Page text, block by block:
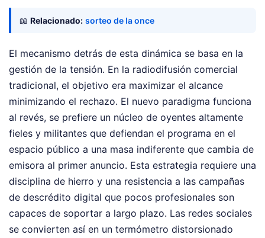
📖 Relacionado: sorteo de la once
El mecanismo detrás de esta dinámica se basa en la
gestión de la tensión. En la radiodifusión comercial
tradicional, el objetivo era maximizar el alcance
minimizando el rechazo. El nuevo paradigma funciona
al revés, se prefiere un núcleo de oyentes altamente
fieles y militantes que defiendan el programa en el
espacio público a una masa indiferente que cambia de
emisora al primer anuncio. Esta estrategia requiere una
disciplina de hierro y una resistencia a las campañas
de descrédito digital que pocos profesionales son
capaces de soportar a largo plazo. Las redes sociales
se convierten así en un termómetro distorsionado